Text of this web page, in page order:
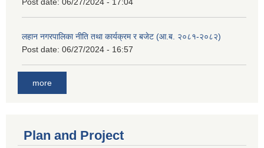
लहान नगरपालिका नीति तथा कार्यक्रम र बजेट (आ.ब. २०८१-२०८२)
Post date: 06/27/2024 - 16:57
more
Plan and Project